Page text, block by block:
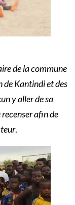
de la commune
de Kantindi et des
y aller de sa
afin de
.